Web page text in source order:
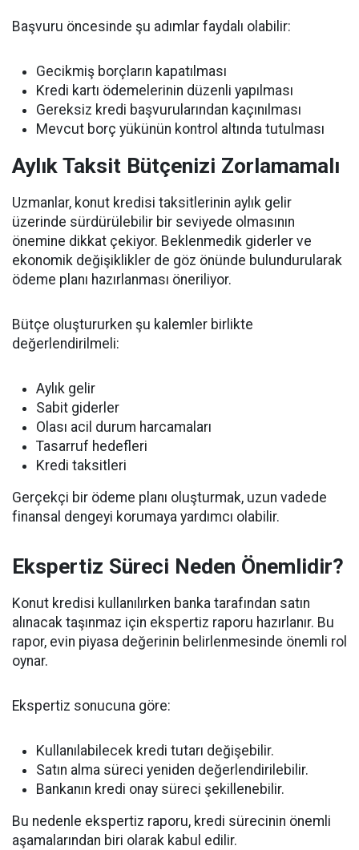
Başvuru öncesinde şu adımlar faydalı olabilir:
Gecikmiş borçların kapatılması
Kredi kartı ödemelerinin düzenli yapılması
Gereksiz kredi başvurularından kaçınılması
Mevcut borç yükünün kontrol altında tutulması
Aylık Taksit Bütçenizi Zorlamamalı
Uzmanlar, konut kredisi taksitlerinin aylık gelir
üzerinde sürdürülebilir bir seviyede olmasının
önemine dikkat çekiyor. Beklenmedik giderler ve
ekonomik değişiklikler de göz önünde bulundurularak
ödeme planı hazırlanması öneriliyor.
Bütçe oluştururken şu kalemler birlikte
değerlendirilmeli:
Aylık gelir
Sabit giderler
Olası acil durum harcamaları
Tasarruf hedefleri
Kredi taksitleri
Gerçekçi bir ödeme planı oluşturmak, uzun vadede
finansal dengeyi korumaya yardımcı olabilir.
Ekspertiz Süreci Neden Önemlidir?
Konut kredisi kullanılırken banka tarafından satın
alınacak taşınmaz için ekspertiz raporu hazırlanır. Bu
rapor, evin piyasa değerinin belirlenmesinde önemli rol
oynar.
Ekspertiz sonucuna göre:
Kullanılabilecek kredi tutarı değişebilir.
Satın alma süreci yeniden değerlendirilebilir.
Bankanın kredi onay süreci şekillenebilir.
Bu nedenle ekspertiz raporu, kredi sürecinin önemli
aşamalarından biri olarak kabul edilir.